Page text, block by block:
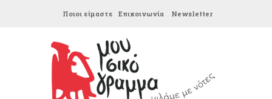
Ποιοι είμαστε Επικοινωνία Newsletter